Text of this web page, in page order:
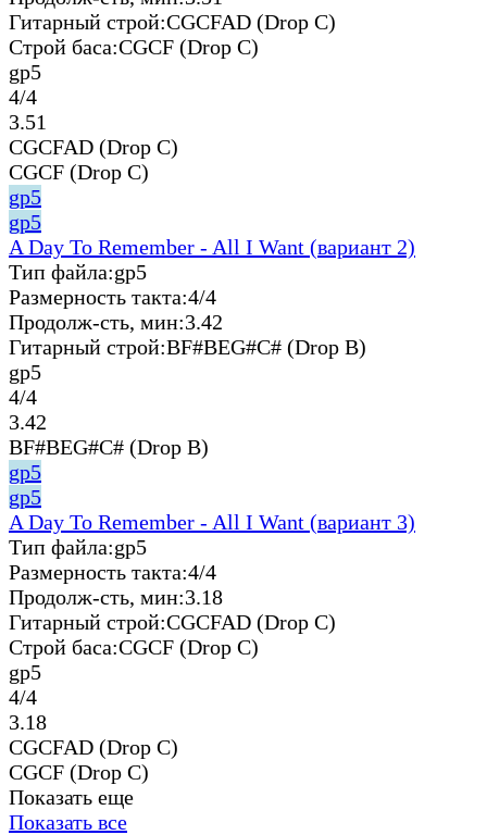
Гитарный строй:CGCFAD (Drop C)
Строй баса:CGCF (Drop C)
gp5
4/4
3.51
CGCFAD (Drop C)
CGCF (Drop C)
gp5
gp5
A Day To Remember - All I Want (вариант 2)
Тип файла:gp5
Размерность такта:4/4
Продолж-сть, мин:3.42
Гитарный строй:BF#BEG#C# (Drop B)
gp5
4/4
3.42
BF#BEG#C# (Drop B)
gp5
gp5
A Day To Remember - All I Want (вариант 3)
Тип файла:gp5
Размерность такта:4/4
Продолж-сть, мин:3.18
Гитарный строй:CGCFAD (Drop C)
Строй баса:CGCF (Drop C)
gp5
4/4
3.18
CGCFAD (Drop C)
CGCF (Drop C)
Показать еще
Показать все